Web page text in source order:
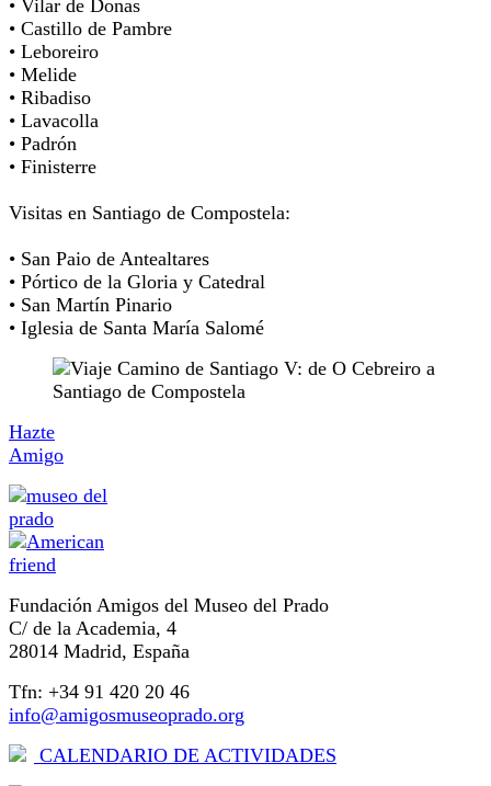
• Vilar de Donas
• Castillo de Pambre
• Leboreiro
• Melide
• Ribadiso
• Lavacolla
• Padrón
• Finisterre
Visitas en Santiago de Compostela:
• San Paio de Antealtares
• Pórtico de la Gloria y Catedral
• San Martín Pinario
• Iglesia de Santa María Salomé
Hazte
Amigo
Fundación Amigos del Museo del Prado
C/ de la Academia, 4
28014 Madrid, España
Tfn: +34 91 420 20 46
info@amigosmuseoprado.org
CALENDARIO DE ACTIVIDADES